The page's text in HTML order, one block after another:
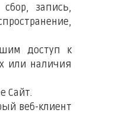
запись,
доступ к
или наличия
Сайт.
веб-клиент